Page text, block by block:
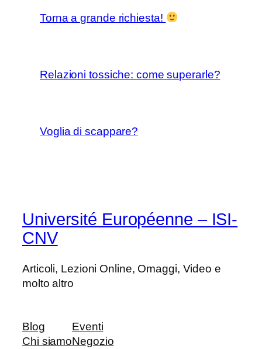
Torna a grande richiesta!
Relazioni tossiche: come superarle?
Voglia di scappare?
Université Européenne – ISI-
CNV
Articoli, Lezioni Online, Omaggi, Video e
molto altro
Blog
Chi siamo
Eventi
Negozio